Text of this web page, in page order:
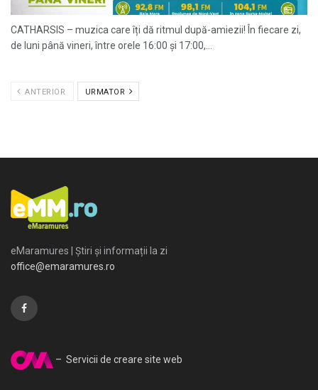
CATHARSIS – muzica care îți dă ritmul după-amiezii! În fiecare zi,
de luni până vineri, între orele 16:00 și 17:00,...
ANTERIOR URMATOR
eMaramures | Știri și informații la zi
office@emaramures.ro
– Servicii de creare site web